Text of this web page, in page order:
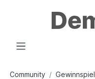
Community Gewinnspiel